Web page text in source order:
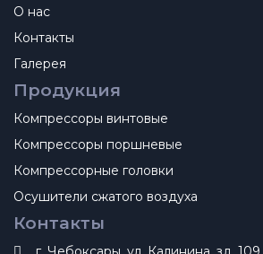
О нас
Контакты
Галерея
Продукция
Компрессоры винтовые
Компрессоры поршневые
Компрессорные головки
Осушители сжатого воздуха
Контакты